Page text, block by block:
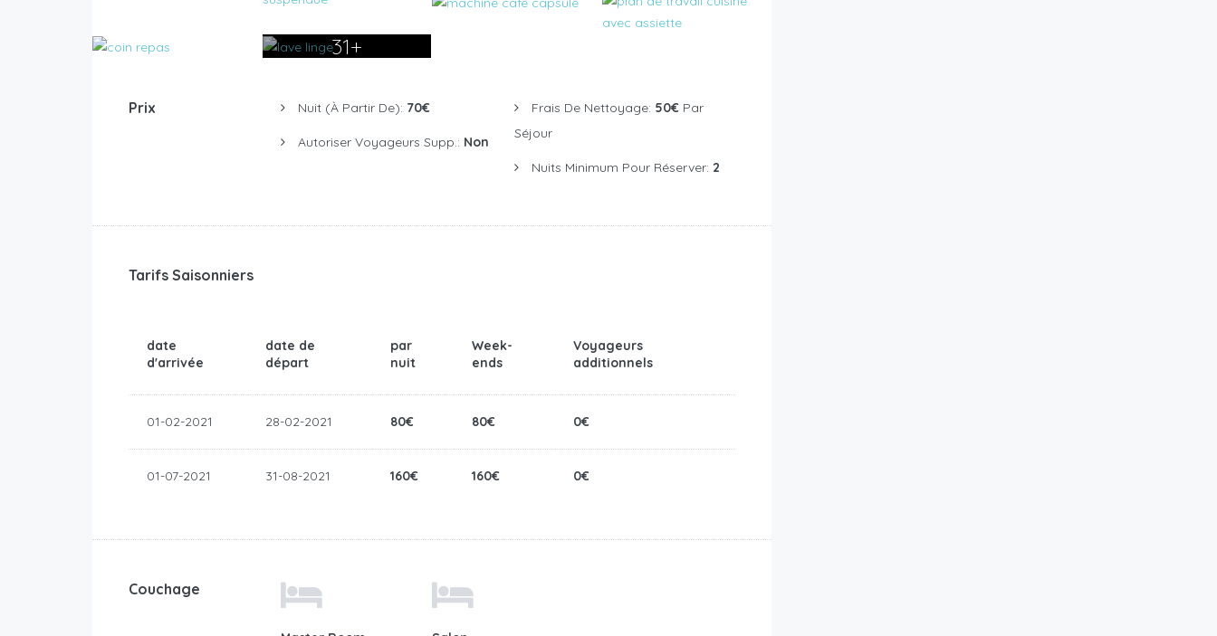
31+
Prix Nuit (à Partir De): 70€
Autoriser Voyageurs Supp.: Non
Frais De Nettoyage: 50€Par
Séjour
Nuits Minimum Pour Réserver: 2
Tarifs Saisonniers
date
d'arrivée
date de
départ
par
nuit
Week-
ends
Voyageurs
additionnels
01-02-2021 28-02-2021 80€ 80€ 0€
01-07-2021 31-08-2021 160€ 160€ 0€
Couchage